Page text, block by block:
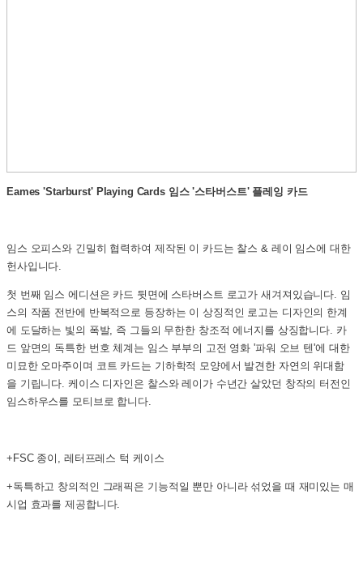
Eames 'Starburst' Playing Cards 임스 '스타버스트' 플레잉 카드
임스 오피스와 긴밀히 협력하여 제작된 이 카드는 찰스 & 레이 임스에 대한
헌사입니다.
첫 번째 임스 에디션은 카드 뒷면에 스타버스트 로고가 새겨져있습니다. 임
스의 작품 전반에 반복적으로 등장하는 이 상징적인 로고는 디자인의 한계
에 도달하는 빛의 폭발, 즉 그들의 무한한 창조적 에너지를 상징합니다. 카
드 앞면의 독특한 번호 체계는 임스 부부의 고전 영화 '파워 오브 텐'에 대한
미묘한 오마주이며 코트 카드는 기하학적 모양에서 발견한 자연의 위대함
을 기립니다. 케이스 디자인은 찰스와 레이가 수년간 살았던 창작의 터전인
임스하우스를 모티브로 합니다.
+FSC 종이, 레터프레스 턱 케이스
+독특하고 창의적인 그래픽은 기능적일 뿐만 아니라 섞었을 때 재미있는 매
시업 효과를 제공합니다.